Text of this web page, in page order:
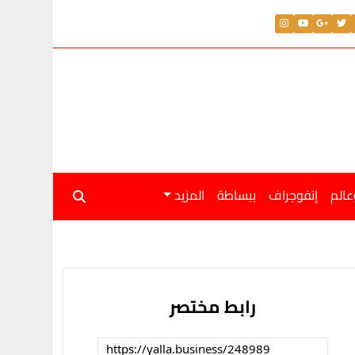
إنفوجراف ببساطة المزيد
رابط مختصر